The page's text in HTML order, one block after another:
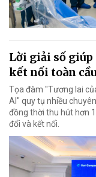
Lời giải số
kết nối toàn cầu
Tọa đàm "Tương lai
AI" quy tụ nhiều
đồng thời thu hút hơn
đổi và kết nối.